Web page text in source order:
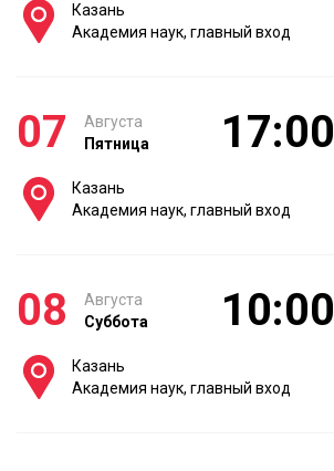
Казань
Академия наук, главный вход
07
Августа
Пятница
17:00
Казань
Академия наук, главный вход
08
Августа
Суббота
10:00
Казань
Академия наук, главный вход